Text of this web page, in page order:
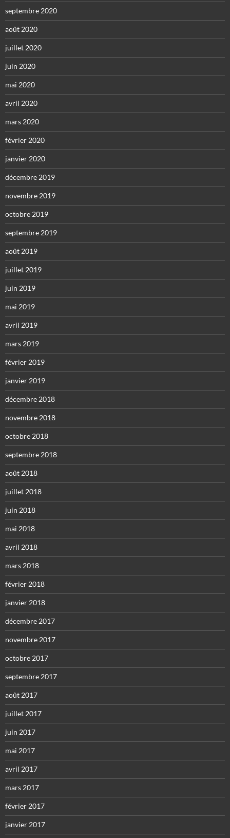
septembre 2020
août 2020
juillet 2020
juin 2020
mai 2020
avril 2020
mars 2020
février 2020
janvier 2020
décembre 2019
novembre 2019
octobre 2019
septembre 2019
août 2019
juillet 2019
juin 2019
mai 2019
avril 2019
mars 2019
février 2019
janvier 2019
décembre 2018
novembre 2018
octobre 2018
septembre 2018
août 2018
juillet 2018
juin 2018
mai 2018
avril 2018
mars 2018
février 2018
janvier 2018
décembre 2017
novembre 2017
octobre 2017
septembre 2017
août 2017
juillet 2017
juin 2017
mai 2017
avril 2017
mars 2017
février 2017
janvier 2017